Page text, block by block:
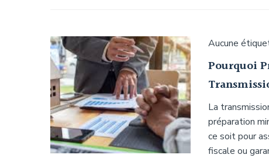
Aucune
Pourquoi
La
préparation
ce soit pour
fiscale ou